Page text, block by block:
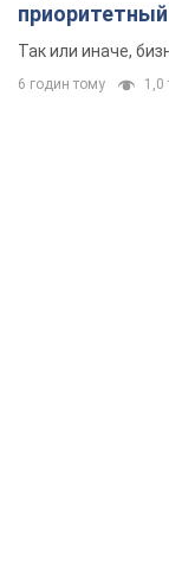
складским
Так или иначе,
6 годин тому 1,0